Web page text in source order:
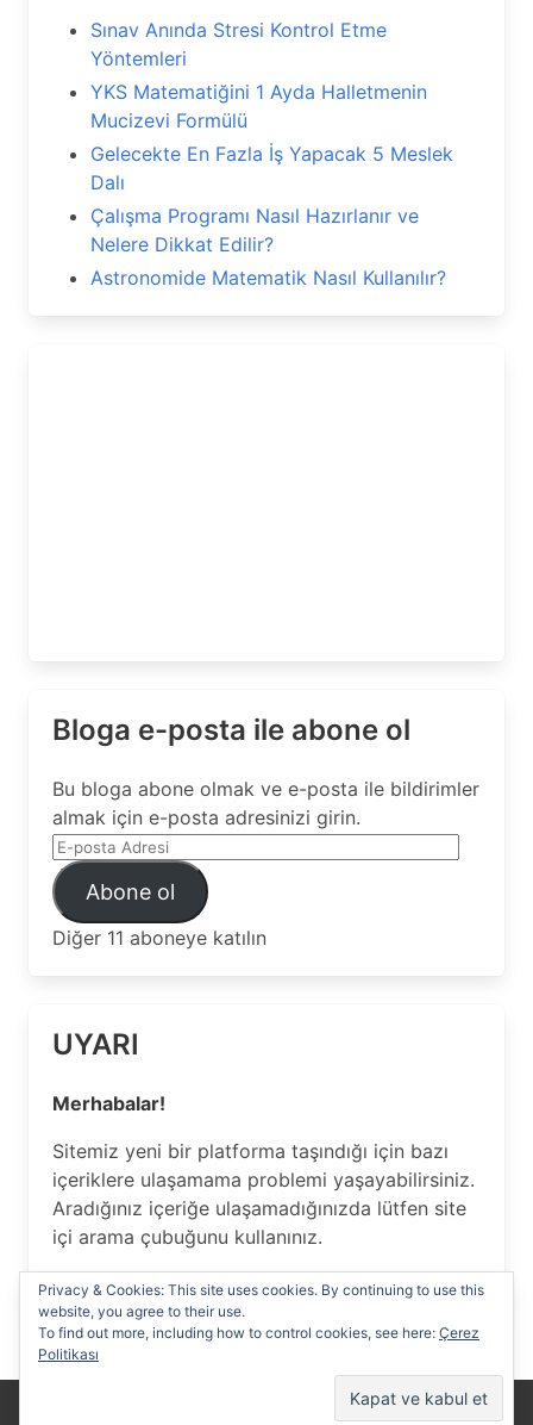
Sınav Anında Stresi Kontrol Etme
Yöntemleri
YKS Matematiğini 1 Ayda Halletmenin
Mucizevi Formülü
Gelecekte En Fazla İş Yapacak 5 Meslek
Dalı
Çalışma Programı Nasıl Hazırlanır ve
Nelere Dikkat Edilir?
Astronomide Matematik Nasıl Kullanılır?
Bloga e-posta ile abone ol
Bu bloga abone olmak ve e-posta ile bildirimler
almak için e-posta adresinizi girin.
E-
posta
AdresiAbone ol
Diğer 11 aboneye katılın
UYARI
Merhabalar!
Sitemiz yeni bir platforma taşındığı için bazı
içeriklere ulaşamama problemi yaşayabilirsiniz.
Aradığınız içeriğe ulaşamadığınızda lütfen site
içi arama çubuğunu kullanınız.
Anlayışınız için Teşekkür ederiz…
Privacy & Cookies: This site uses cookies. By continuing to use this
website, you agree to their use.
To find out more, including how to control cookies, see here: Çerez
Politikası